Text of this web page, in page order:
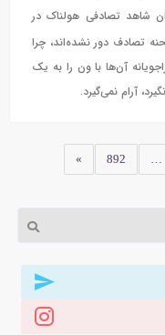
شاهد تصادفی هولناک در
تصادف دور نشده‌اند، چرا
آن‌ها با ون را به یک
آرام نمی‌گیرد.
…
892
»